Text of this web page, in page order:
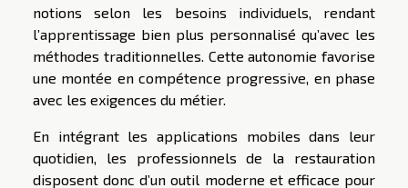
notions selon les besoins individuels, rendant
l’apprentissage bien plus personnalisé qu’avec les
méthodes traditionnelles. Cette autonomie favorise
une montée en compétence progressive, en phase
avec les exigences du métier.
En intégrant les applications mobiles dans leur
quotidien, les professionnels de la restauration
disposent donc d’un outil moderne et efficace pour